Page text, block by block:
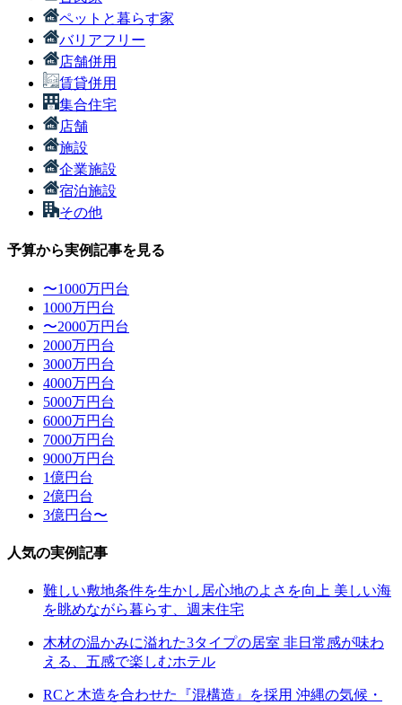
ペットと暮らす家
バリアフリー
店舗併用
賃貸併用
集合住宅
店舗
施設
企業施設
宿泊施設
その他
予算から実例記事を見る
〜1000万円台
1000万円台
〜2000万円台
2000万円台
3000万円台
4000万円台
5000万円台
6000万円台
7000万円台
9000万円台
1億円台
2億円台
3億円台〜
人気の実例記事
難しい敷地条件を生かし居心地のよさを向上 美しい海
を眺めながら暮らす、週末住宅
木材の温かみに溢れた3タイプの居室 非日常感が味わ
える、五感で楽しむホテル
RCと木造を合わせた『混構造』を採用 沖縄の気候・